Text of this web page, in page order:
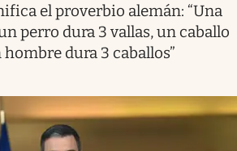
el proverbio alemán: “Una
perro dura 3 vallas, un caballo
dura 3 caballos”